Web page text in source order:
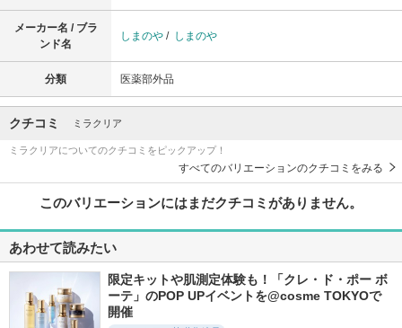
メーカー名 / ブラ
ンド名
しまのや / しまのや
分類 医薬部外品
クチコミ ミラクリア
ミラクリアについてのクチコミをピックアップ！
すべてのバリエーションのクチコミをみる
このバリエーションにはまだクチコミがありません。
あわせて読みたい
限定キットや肌測定体験も！「クレ・ド・ポー ボ
ーテ」のPOP UPイベントを@cosme TOKYOで
開催